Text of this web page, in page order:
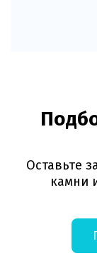
Оставьте
камни